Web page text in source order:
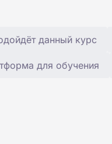
данный курс
для обучения